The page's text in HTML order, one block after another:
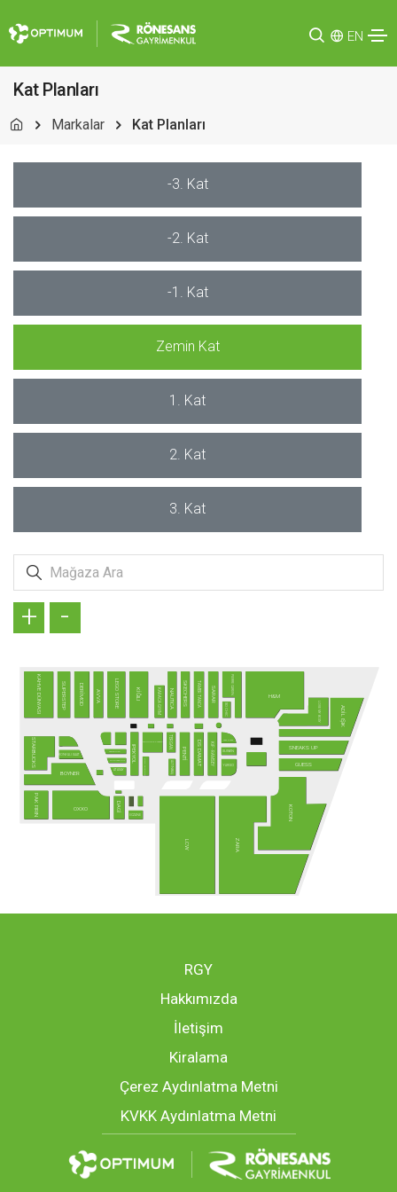
EN
Kat Planları
Markalar Kat Planları
-3. Kat
-2. Kat
-1. Kat
Zemin Kat
1. Kat
2. Kat
3. Kat
ADİL IŞIK
ALTINBAŞ
ALTINYILDIZ CLASSICS
ATASAY
AVVA
BOYNER
DAGİ
DERİMOD
DS DAMAT
ECZANE
GUESS
IPEKYOL
KAHVE DÜNYASI KARACA GİYİM
KİĞILI
KİP - RAMSEY
KONYALI SAAT
KOTON
LCW
LEGO STORE
LOVE MY BODY
NAUTICA
OXXO
PAK FIRIN
PENTİ
PIERRE CARDIN
SAAT & SAAT
SAMSONITE
SUNGLASS HUT
SARAR
SKECHERS
SNEAKS UP
SO CHIC
STARBUCKS
SUPERSTEP
SUWEN
TAMER TANCA
TERGAN
TÜRK TELEKOM YARGICI
ZARA
H&M
+ -
RGY
Hakkımızda
İletişim
Kiralama
Çerez Aydınlatma Metni
KVKK Aydınlatma Metni